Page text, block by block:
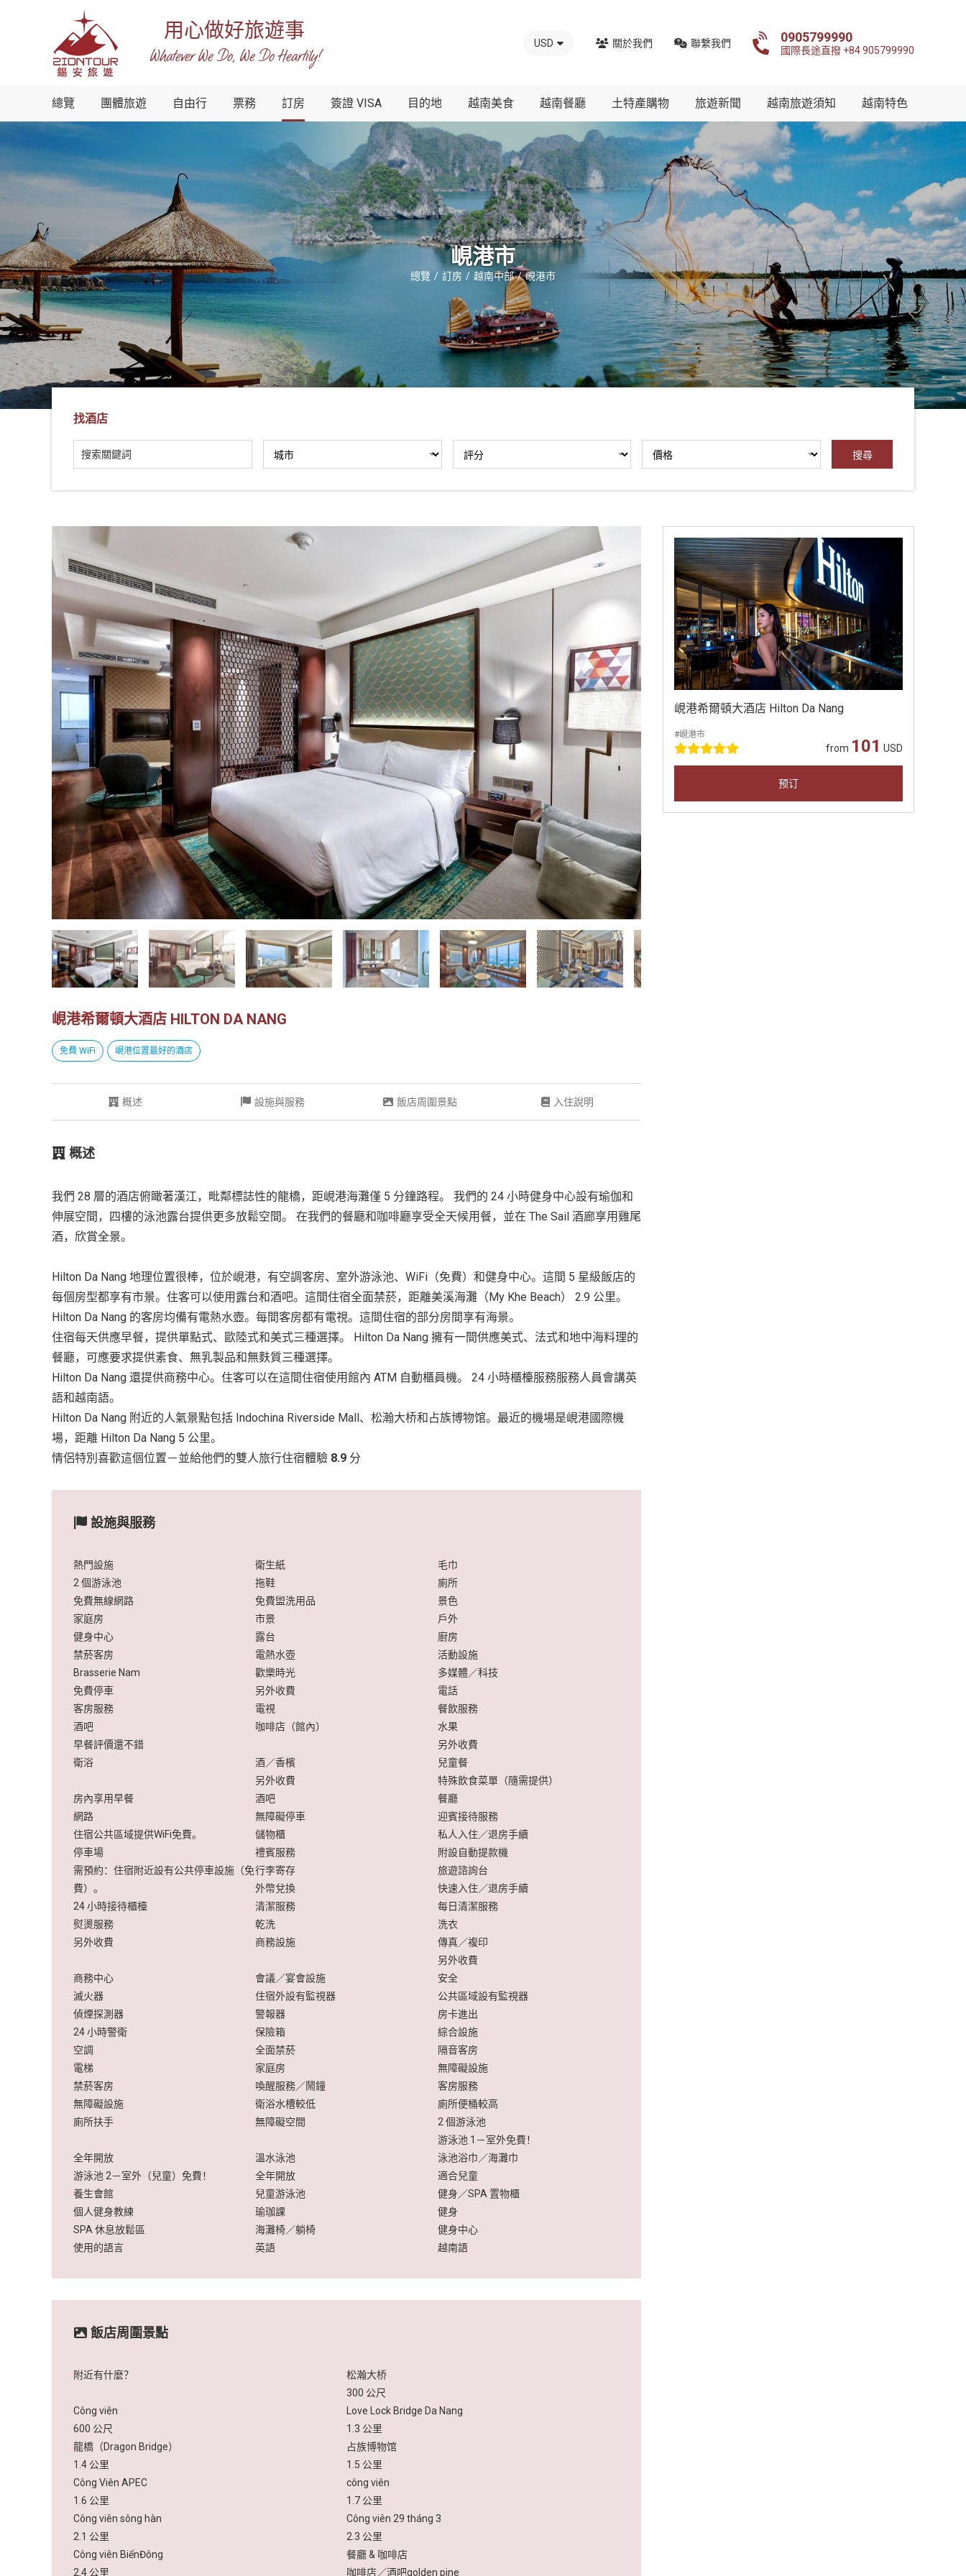
南
錫
際
-
越
南
地
社
錫
安
的
伴！
越
南
LOCAL
行
用心做好旅遊事
Whatever We Do, We Do Heartily!
USD 關於我們 聯繫我們 0905799990
國際長途直撥 +84 905799990
總覽 團體旅遊 自由行 票務 訂房 簽證 VISA 目的地 越南美食 越南餐廳 土特產購物 旅遊新聞 越南旅遊須知 越南特色
峴港市
總覽 訂房 越南中部 峴港市
找酒店
峴港希爾頓大酒店 HILTON DA NANG
免費 WiFi 峴港位置最好的酒店
峴港希爾頓大酒店 Hilton Da Nang
#峴港市
from 101 USD
预订
概述 設施與服務 飯店周圍景點 入住說明
概述
我們 28 層的酒店俯瞰著漢江，毗鄰標誌性的龍橋，距峴港海灘僅 5 分鐘路程。 我們的 24 小時健身中心設有瑜伽和
伸展空間，四樓的泳池露台提供更多放鬆空間。 在我們的餐廳和咖啡廳享受全天候用餐，並在 The Sail 酒廊享用雞尾
酒，欣賞全景。
Hilton Da Nang 地理位置很棒，位於峴港，有空調客房、室外游泳池、WiFi（免費）和健身中心。這間 5 星級飯店的
每個房型都享有市景。住客可以使用露台和酒吧。這間住宿全面禁菸，距離美溪海灘（My Khe Beach） 2.9 公里。
Hilton Da Nang 的客房均備有電熱水壺。每間客房都有電視。這間住宿的部分房間享有海景。
住宿每天供應早餐，提供單點式、歐陸式和美式三種選擇。 Hilton Da Nang 擁有一間供應美式、法式和地中海料理的
餐廳，可應要求提供素食、無乳製品和無麩質三種選擇。
Hilton Da Nang 還提供商務中心。住客可以在這間住宿使用館內 ATM 自動櫃員機。 24 小時櫃檯服務服務人員會講英
語和越南語。
Hilton Da Nang 附近的人氣景點包括 Indochina Riverside Mall、松瀚大桥和占族博物馆。最近的機場是峴港國際機
場，距離 Hilton Da Nang 5 公里。
情侶特別喜歡這個位置－並給他們的雙人旅行住宿體驗 8.9 分
設施與服務
熱門設施
2 個游泳池
免費無線網路
家庭房
健身中心
禁菸客房
Brasserie Nam
免費停車
客房服務
酒吧
早餐評價還不錯
衛浴
衛生紙
毛巾
拖鞋
廁所
免費盥洗用品
景色
市景
戶外
露台
廚房
電熱水壺
活動設施
歡樂時光
另外收費
多媒體／科技
電話
電視
餐飲服務
咖啡店（館內）
水果
另外收費
酒／香檳
另外收費
兒童餐
特殊飲食菜單（隨需提供）
房內享用早餐
酒吧
餐廳
網路
住宿公共區域提供WiFi免費。
停車場
需預約：住宿附近設有公共停車設施（免
費）。
無障礙停車
迎賓接待服務
儲物櫃
私人入住／退房手續
禮賓服務
附設自動提款機
行李寄存
旅遊諮詢台
外幣兌換
快速入住／退房手續
24 小時接待櫃檯
清潔服務
每日清潔服務
熨燙服務
另外收費
乾洗
洗衣
商務設施
傳真／複印
另外收費
商務中心
會議／宴會設施
安全
滅火器
住宿外設有監視器
公共區域設有監視器
偵煙探測器
警報器
房卡進出
24 小時警衛
保險箱
綜合設施
空調
全面禁菸
隔音客房
電梯
家庭房
無障礙設施
禁菸客房
喚醒服務／鬧鐘
客房服務
無障礙設施
衛浴水槽較低
廁所便桶較高
廁所扶手
無障礙空間
2 個游泳池
游泳池 1－室外免費！
全年開放
溫水泳池
泳池浴巾／海灘巾
游泳池 2－室外（兒童）免費！
全年開放
適合兒童
養生會館
兒童游泳池
健身／SPA 置物櫃
個人健身教練
瑜珈課
健身
SPA 休息放鬆區
海灘椅／躺椅
健身中心
使用的語言
英語 越南語
飯店周圍景點
附近有什麼？
松瀚大桥
300 公尺
Công viên
600 公尺
Love Lock Bridge Da Nang
1.3 公里
龍橋（Dragon Bridge）
1.4 公里
占族博物馆
1.5 公里
Công Viên APEC
1.6 公里
công viên
1.7 公里
Công viên sông hàn
2.1 公里
Công viên 29 tháng 3
2.3 公里
Công viên BiểnĐông
2.4 公里
餐廳 & 咖啡店
咖啡店／酒吧golden pine